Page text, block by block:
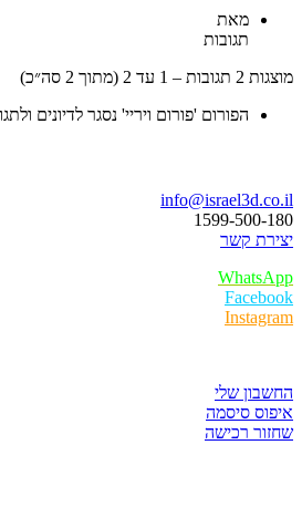
מאת
תגובות
מוצגות 2 תגובות – 1 עד 2 (מתוך 2 סה״כ)
הפורום 'פורום ויריי' נסגר לדיונים
info@israel3d.co.il
1599-500-180
יצירת קשר
WhatsApp
Facebook
Instagram
החשבון שלי
איפוס סיסמה
שחזור רכישה